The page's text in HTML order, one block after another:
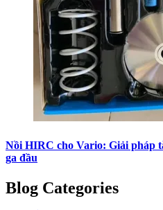
Nồi HIRC cho Vario: Giải pháp
ga đầu
Blog Categories